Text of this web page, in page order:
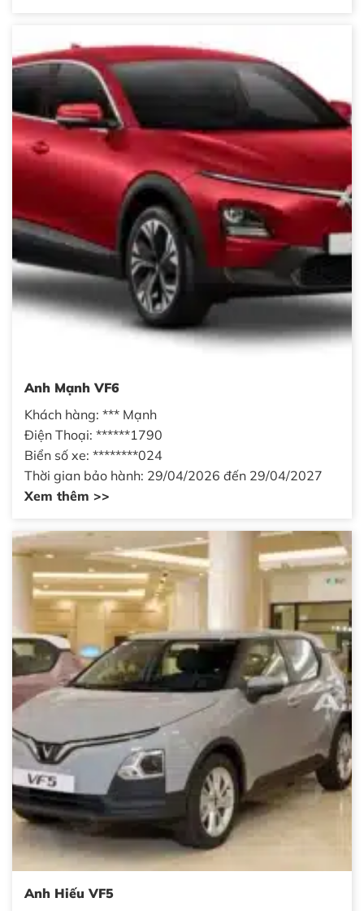
Anh Mạnh VF6
Khách hàng: *** Mạnh
Điện Thoại: ******1790
Biển số xe: ********024
Thời gian bảo hành: 29/04/2026 đến 29/04/2027
Xem thêm >>
Anh Hiếu VF5